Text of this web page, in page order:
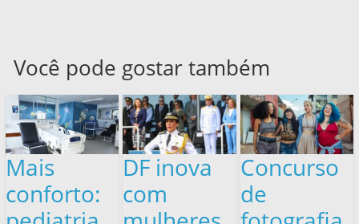
Você pode gostar também
Mais
conforto:
DF inova
com
Concurso
de